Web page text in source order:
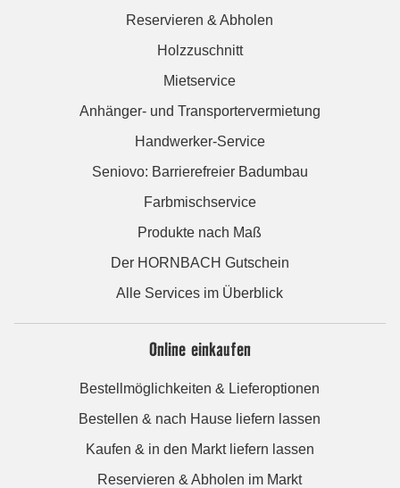
Reservieren & Abholen
Holzzuschnitt
Mietservice
Anhänger- und Transportervermietung
Handwerker-Service
Seniovo: Barrierefreier Badumbau
Farbmischservice
Produkte nach Maß
Der HORNBACH Gutschein
Alle Services im Überblick
Online einkaufen
Bestellmöglichkeiten & Lieferoptionen
Bestellen & nach Hause liefern lassen
Kaufen & in den Markt liefern lassen
Reservieren & Abholen im Markt